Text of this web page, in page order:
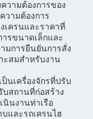
วามต้องการของ
วามต้องการ
เครนและราคาที่
ารขนาดเล็กและ
มการยืนยันการสั่ง
ะสมสำหรับงาน
นเครื่องจักรที่ปรับ
บสถานที่ก่อสร้าง
นินงานท่าเรือ
และรถเครนไฮ